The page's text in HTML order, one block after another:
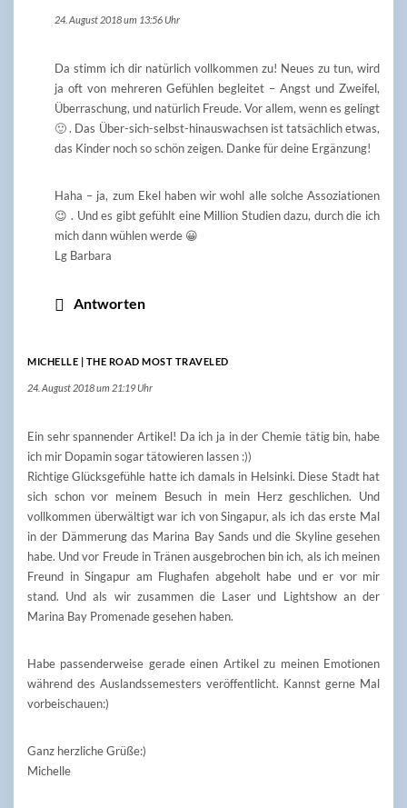
24. August 2018 um 13:56 Uhr
Da stimm ich dir natürlich vollkommen zu! Neues zu tun, wird
ja oft von mehreren Gefühlen begleitet – Angst und Zweifel,
Überraschung, und natürlich Freude. Vor allem, wenn es gelingt
🙂 . Das Über-sich-selbst-hinauswachsen ist tatsächlich etwas,
das Kinder noch so schön zeigen. Danke für deine Ergänzung!
Haha – ja, zum Ekel haben wir wohl alle solche Assoziationen
😉 . Und es gibt gefühlt eine Million Studien dazu, durch die ich
mich dann wühlen werde 😀
Lg Barbara
Antworten
MICHELLE | THE ROAD MOST TRAVELED
24. August 2018 um 21:19 Uhr
Ein sehr spannender Artikel! Da ich ja in der Chemie tätig bin, habe
ich mir Dopamin sogar tätowieren lassen :))
Richtige Glücksgefühle hatte ich damals in Helsinki. Diese Stadt hat
sich schon vor meinem Besuch in mein Herz geschlichen. Und
vollkommen überwältigt war ich von Singapur, als ich das erste Mal
in der Dämmerung das Marina Bay Sands und die Skyline gesehen
habe. Und vor Freude in Tränen ausgebrochen bin ich, als ich meinen
Freund in Singapur am Flughafen abgeholt habe und er vor mir
stand. Und als wir zusammen die Laser und Lightshow an der
Marina Bay Promenade gesehen haben.
Habe passenderweise gerade einen Artikel zu meinen Emotionen
während des Auslandssemesters veröffentlicht. Kannst gerne Mal
vorbeischauen:)
Ganz herzliche Grüße:)
Michelle